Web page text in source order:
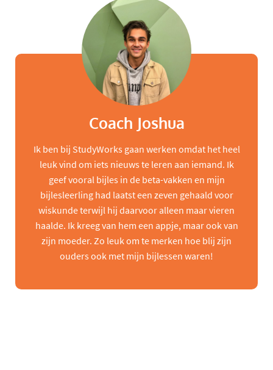
Coach Joshua
Ik ben bij StudyWorks gaan werken omdat het heel
leuk vind om iets nieuws te leren aan iemand. Ik
geef vooral bijles in de beta-vakken en mijn
bijlesleerling had laatst een zeven gehaald voor
wiskunde terwijl hij daarvoor alleen maar vieren
haalde. Ik kreeg van hem een appje, maar ook van
zijn moeder. Zo leuk om te merken hoe blij zijn
ouders ook met mijn bijlessen waren!